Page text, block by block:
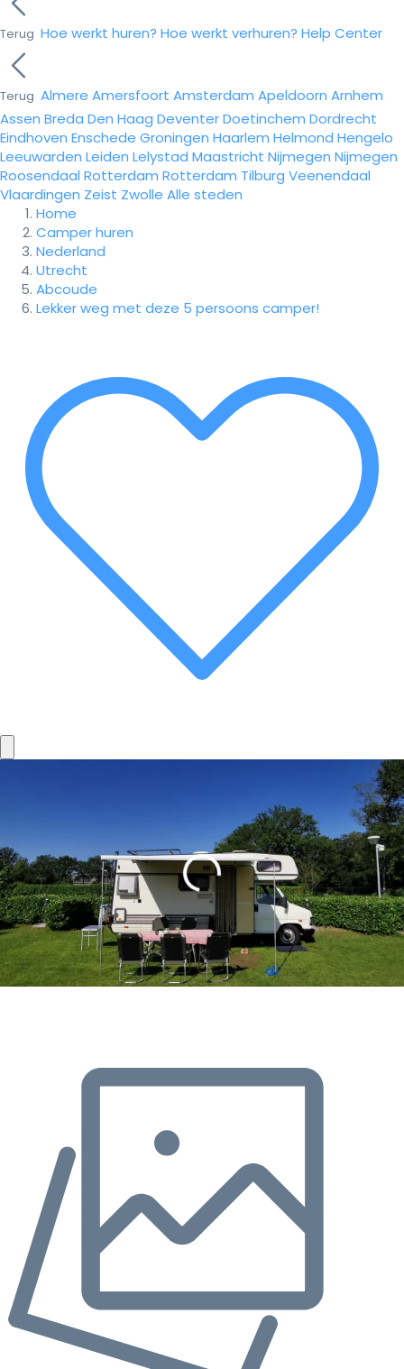
Terug Hoe werkt huren? Hoe werkt verhuren? Help Center
Terug Almere Amersfoort Amsterdam Apeldoorn Arnhem
Assen Breda Den Haag DeventerDoetinchem Dordrecht
Eindhoven Enschede Groningen Haarlem Helmond Hengelo
Leeuwarden Leiden Lelystad Maastricht Nijmegen Nijmegen
Roosendaal Rotterdam Rotterdam Tilburg Veenendaal
Vlaardingen Zeist Zwolle Alle steden
Home
Camper huren
Nederland
Utrecht
Abcoude
Lekker weg met deze 5 persoons camper!